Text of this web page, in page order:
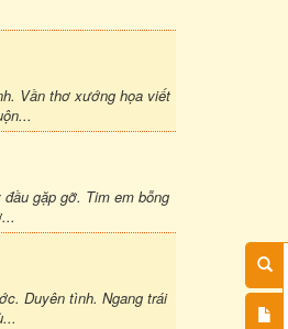
Vần thơ xướng họa viết
gặp gỡ. Tim em bỗng
Duyên tình. Ngang trái